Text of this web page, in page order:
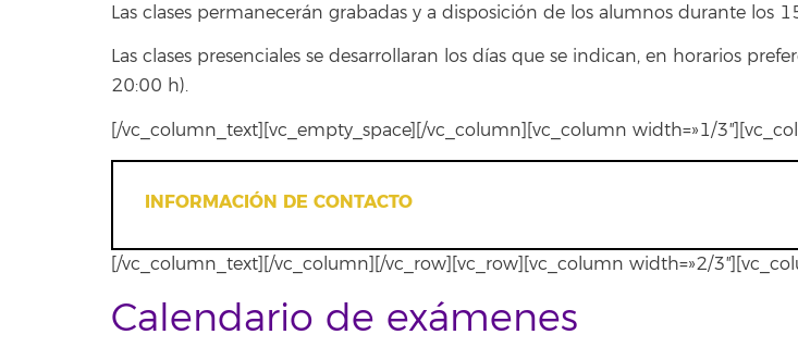
Las clases permanecerán grabadas y a disposición de los alumnos durante los
Las clases presenciales se desarrollaran los días que se indican, en horarios
20:00 h).
[/vc_column_text][vc_empty_space][/vc_column][vc_column width=»1/
INFORMACIÓN DE CONTACTO
[/vc_column_text][/vc_column][/vc_row][vc_row][vc_column width=»2/
Calendario de exámenes